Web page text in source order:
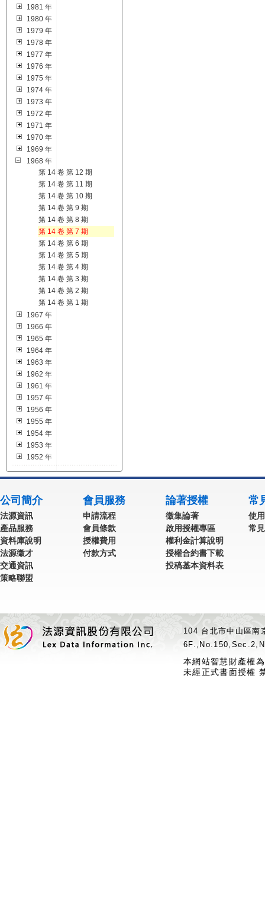
1981 年
1980 年
1979 年
1978 年
1977 年
1976 年
1975 年
1974 年
1973 年
1972 年
1971 年
1970 年
1969 年
1968 年
第 14 卷 第 12 期
第 14 卷 第 11 期
第 14 卷 第 10 期
第 14 卷 第 9 期
第 14 卷 第 8 期
第 14 卷 第 7 期
第 14 卷 第 6 期
第 14 卷 第 5 期
第 14 卷 第 4 期
第 14 卷 第 3 期
第 14 卷 第 2 期
第 14 卷 第 1 期
1967 年
1966 年
1965 年
1964 年
1963 年
1962 年
1961 年
1957 年
1956 年
1955 年
1954 年
1953 年
1952 年
公司簡介
法源資訊
產品服務
資料庫說明
法源徵才
交通資訊
策略聯盟
會員服務
申請流程
會員條款
授權費用
付款方式
論著授權
徵集論著
啟用授權專區
權利金計算說明
授權合約書下載
投稿基本資料表
常
使
常
104 台北市中山區
本網站智慧財產權
未經正式書面授權